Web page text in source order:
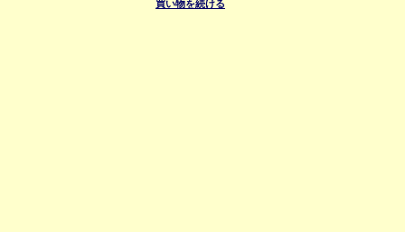
買い物を続ける